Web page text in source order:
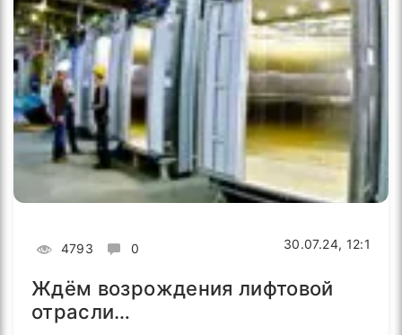
4793 0 30.07.24, 12:1
Ждём возрождения лифтовой
отрасли…